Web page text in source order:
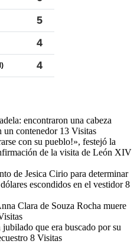
encontraron una cabeza
un contenedor 13 Visitas
con su pueblo!», festejó la
de la visita de León XIV
de Jesica Cirio para determinar
escondidos en el vestidor8
Clara de Souza Rocha muere
que era buscado por su
8 Visitas